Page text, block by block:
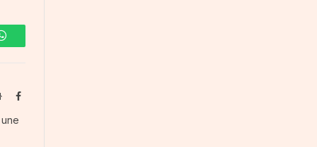
WhatsApp
WebsiteFacebook